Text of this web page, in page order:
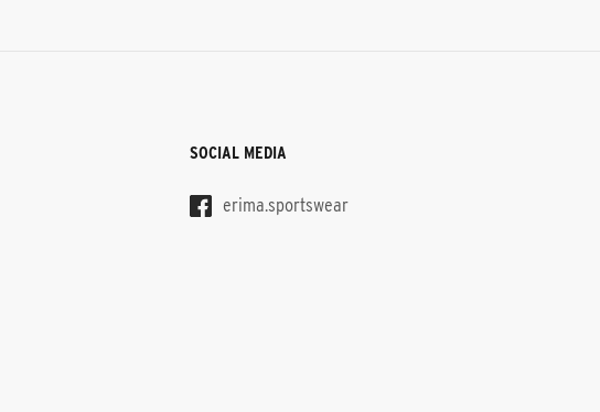
SOCIAL MEDIA
erima.sportswear